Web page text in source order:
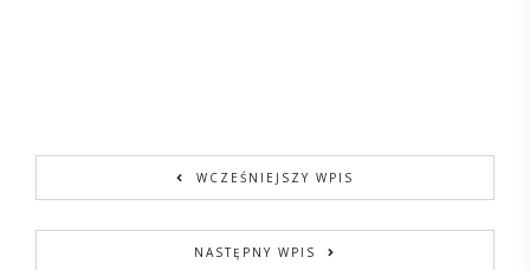
WCZEŚNIEJSZY WPIS
NASTĘPNY WPIS